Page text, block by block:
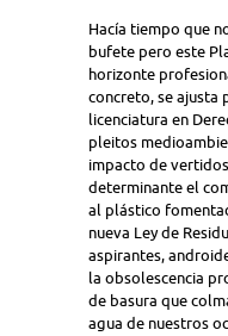
Hacía tiempo que
bufete pero este
horizonte
concreto, se ajusta
licenciatura en
pleitos
impacto de
determinante el
al plástico
nueva Ley de
aspirantes,
la obsolescencia
de basura que
agua de nuestros